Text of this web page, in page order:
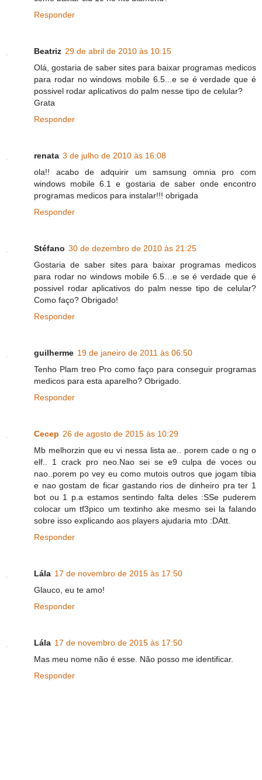
Responder
Beatriz 29 de abril de 2010 às 10:15
Olá, gostaria de saber sites para baixar programas medicos
para rodar no windows mobile 6.5...e se é verdade que é
possivel rodar aplicativos do palm nesse tipo de celular?
Grata
Responder
renata 3 de julho de 2010 às 16:08
ola!! acabo de adquirir um samsung omnia pro com
windows mobile 6.1 e gostaria de saber onde encontro
programas medicos para instalar!!! obrigada
Responder
Stéfano 30 de dezembro de 2010 às 21:25
Gostaria de saber sites para baixar programas medicos
para rodar no windows mobile 6.5…e se é verdade que é
possivel rodar aplicativos do palm nesse tipo de celular?
Como faço? Obrigado!
Responder
guilherme 19 de janeiro de 2011 às 06:50
Tenho Plam treo Pro como faço para conseguir programas
medicos para esta aparelho? Obrigado.
Responder
Cecep 26 de agosto de 2015 às 10:29
Mb melhorzin que eu vi nessa lista ae.. porem cade o ng o
elf.. 1 crack pro neo.Nao sei se e9 culpa de voces ou
nao..porem po vey eu como mutois outros que jogam tibia
e nao gostam de ficar gastando rios de dinheiro pra ter 1
bot ou 1 p.a estamos sentindo falta deles :SSe puderem
colocar um tf3pico um textinho ake mesmo sei la falando
sobre isso explicando aos players ajudaria mto :DAtt.
Responder
Lála 17 de novembro de 2015 às 17:50
Glauco, eu te amo!
Responder
Lála 17 de novembro de 2015 às 17:50
Mas meu nome não é esse. Não posso me identificar.
Responder